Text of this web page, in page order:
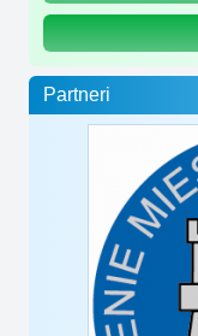
Partneri